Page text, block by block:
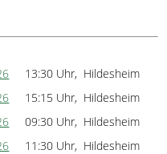
13:30 Uhr, Hildesheim
15:15 Uhr, Hildesheim
09:30 Uhr, Hildesheim
11:30 Uhr, Hildesheim